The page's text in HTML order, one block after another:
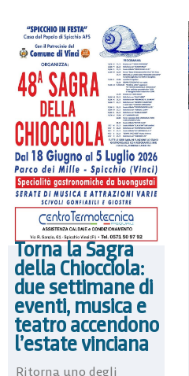
Torna la Sagra
della Chiocciola:
due settimane di
eventi, musica e
teatro accendono
l’estate vinciana
Ritorna uno degli